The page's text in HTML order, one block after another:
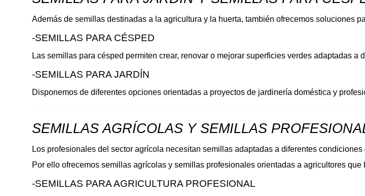
Además de semillas destinadas a la agricultura y la huerta, también ofrecemos soluciones
-SEMILLAS PARA CÉSPED
Las semillas para césped permiten crear, renovar o mejorar superficies verdes adaptadas a
-SEMILLAS PARA JARDÍN
Disponemos de diferentes opciones orientadas a proyectos de jardinería doméstica y
SEMILLAS AGRÍCOLAS Y SEMILLAS
Los profesionales del sector agrícola necesitan semillas adaptadas a diferentes
Por ello ofrecemos semillas agrícolas y semillas profesionales orientadas a agricultores
-SEMILLAS PARA AGRICULTURA PROFESIONAL